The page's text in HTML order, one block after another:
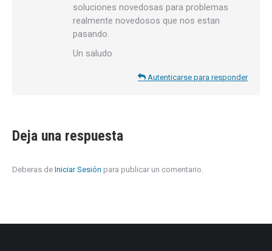
soluciones novedosas para problemas
realmente novedosos que nos estan
pasando.
Un saludo
Autenticarse para responder
Deja una respuesta
Deberas de Iniciar Sesión para publicar un comentario.